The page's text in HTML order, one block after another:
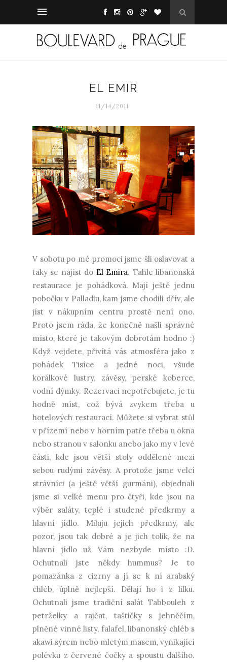
EL EMIR
11/14/2011
V sobotu po mé promoci jsme šli oslavovat a
taky se najíst do El Emira. Tahle libanonská
restaurace je pohádková. Mají ještě jednu
pobočku v Palladiu, kam jsme chodili dřív, ale
jíst v nákupním centru prostě není ono.
Proto jsem ráda, že konečně našli správné
místo, které je takovým dobrotám hodno :)
Když vejdete, přivítá vás atmosféra jako z
pohádek Tisíce a jedné noci, všude
korálkové lustry, závěsy, perské koberce,
vodní dýmky. Rezervaci nepotřebujete, je tu
hodně míst, což bývá zvykem třeba u
hotelových restaurací. Můžete si vybrat stůl
v přízemí nebo v horním patře třeba u okna
nebo stranou v salonku anebo jako my v levé
části, kde jsou větší stoly oddělené mezi
sebou rudými závěsy. A protože jsme velcí
strávníci (a ještě větší gurmáni), objednali
jsme si velké menu pro čtyři, kde jsou na
výběr saláty, teplé i studené předkrmy a
hlavní jídlo. Miluju jejich předkrmy, ale
pozor, jsou tak dobré a je jich tolik, že na
hlavní jídlo už Vám nezbyde místo :D.
Ochutnali jste někdy hummus? Je to
pomazánka z cizrny a jí se k ní arabský
chléb, úplně nejlepší. Dělají ho i z lilku.
Ochutnali jsme tradiční salát Tabbouleh z
petrželky a rajčat, taštičky s jehněčím,
plněné vinné listy, falafel, libanonský chléb s
akawi sýrem nebo mletým masem, vynikající
polévku z červené čočky a spoustu dalšího.